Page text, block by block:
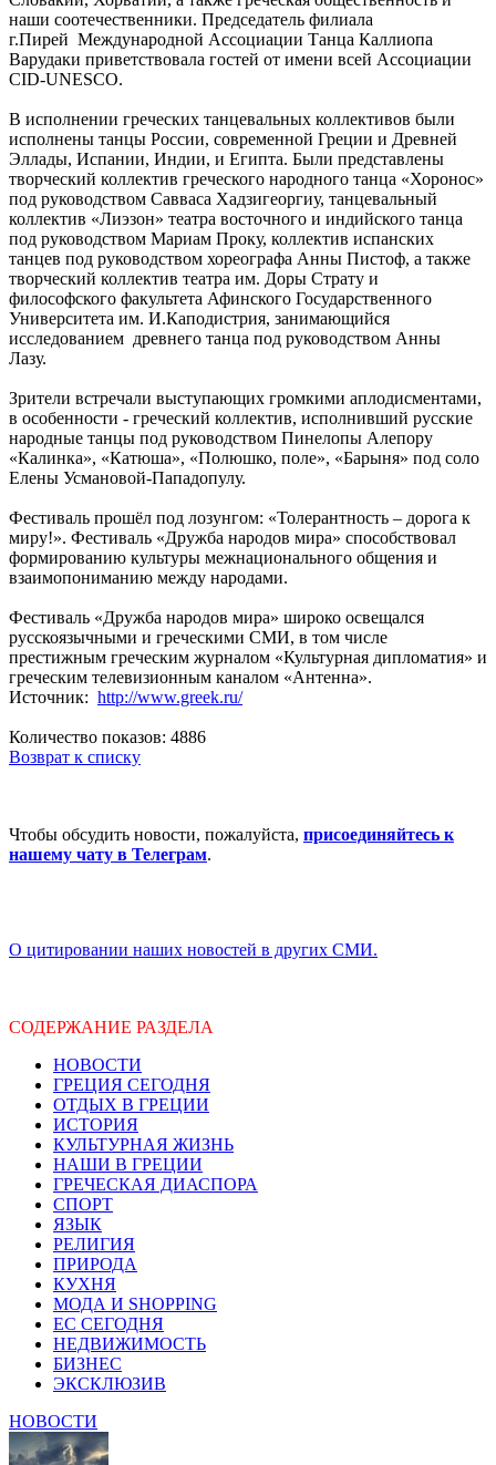
наши соотечественники. Председатель филиала
г.Пирей Международной Ассоциации Танца Каллиопа
Варудаки приветствовала гостей от имени всей Ассоциации
CID-UNESCO.
В исполнении греческих танцевальных коллективов были
исполнены танцы России, современной Греции и Древней
Эллады, Испании, Индии, и Египта. Были представлены
творческий коллектив греческого народного танца «Хоронос»
под руководством Савваса Хадзигеоргиу, танцевальный
коллектив «Лиэзон» театра восточного и индийского танца
под руководством Мариам Проку, коллектив испанских
танцев под руководством хореографа Анны Пистоф, а также
творческий коллектив театра им. Доры Страту и
философского факультета Афинского Государственного
Университета им. И.Каподистрия, занимающийся
исследованием древнего танца под руководством Анны
Лазу.
Зрители встречали выступающих громкими аплодисментами,
в особенности - греческий коллектив, исполнивший русские
народные танцы под руководством Пинелопы Алепору
«Калинка», «Катюша», «Полюшко, поле», «Барыня» под соло
Елены Усмановой-Пападопулу.
Фестиваль прошёл под лозунгом: «Толерантность – дорога к
миру!». Фестиваль «Дружба народов мира» способствовал
формированию культуры межнационального общения и
взаимопониманию между народами.
Фестиваль «Дружба народов мира» широко освещался
русскоязычными и греческими СМИ, в том числе
престижным греческим журналом «Культурная дипломатия» и
греческим телевизионным каналом «Антенна».
Источник: http://www.greek.ru/
Количество показов: 4886
Возврат к списку
Чтобы обсудить новости, пожалуйста, присоединяйтесь к
нашему чату в Телеграм.
О цитировании наших новостей в других СМИ.
СОДЕРЖАНИЕ РАЗДЕЛА
НОВОСТИ
ГРЕЦИЯ СЕГОДНЯ
ОТДЫХ В ГРЕЦИИ
ИСТОРИЯ
КУЛЬТУРНАЯ ЖИЗНЬ
НАШИ В ГРЕЦИИ
ГРЕЧЕСКАЯ ДИАСПОРА
СПОРТ
ЯЗЫК
РЕЛИГИЯ
ПРИРОДА
КУХНЯ
МОДА И SHOPPING
ЕС СЕГОДНЯ
НЕДВИЖИМОСТЬ
БИЗНЕС
ЭКСКЛЮЗИВ
НОВОСТИ